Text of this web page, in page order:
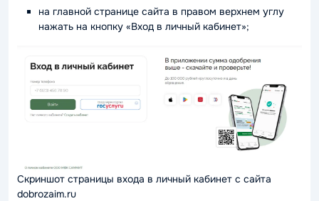
на главной странице сайта в правом верхнем углу
нажать на кнопку «Вход в личный кабинет»;
Скриншот страницы входа в личный кабинет с сайта
dobrozaim.ru